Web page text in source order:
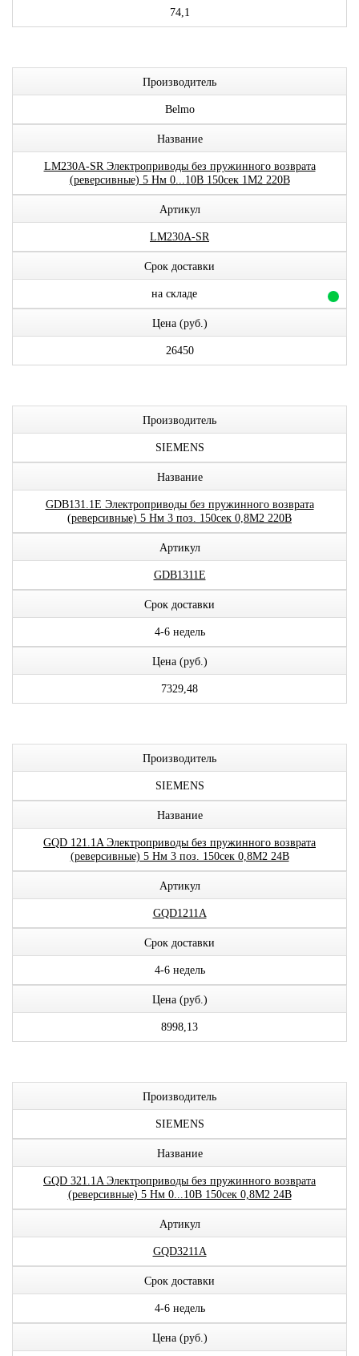
74,1
Производитель
Belmo
Название
LM230A-SR Электроприводы без пружинного возврата
(реверсивные) 5 Нм 0...10В 150сек 1М2 220В
Артикул
LM230A-SR
Срок доставки
на складе
Цена (руб.)
26450
Производитель
SIEMENS
Название
GDB131.1E Электроприводы без пружинного возврата
(реверсивные) 5 Нм 3 поз. 150сек 0,8М2 220В
Артикул
GDB1311E
Срок доставки
4-6 недель
Цена (руб.)
7329,48
Производитель
SIEMENS
Название
GQD 121.1A Электроприводы без пружинного возврата
(реверсивные) 5 Нм 3 поз. 150сек 0,8М2 24В
Артикул
GQD1211A
Срок доставки
4-6 недель
Цена (руб.)
8998,13
Производитель
SIEMENS
Название
GQD 321.1A Электроприводы без пружинного возврата
(реверсивные) 5 Нм 0...10В 150сек 0,8М2 24В
Артикул
GQD3211A
Срок доставки
4-6 недель
Цена (руб.)